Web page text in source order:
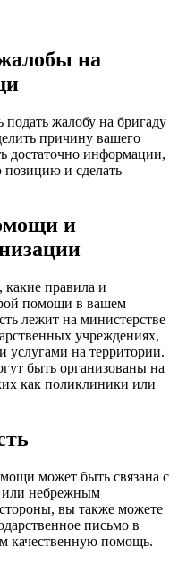
на
подать жалобу на бригаду
причину вашего
достаточно информации,
и сделать
и
какие правила и
помощи в вашем
лежит на министерстве
учреждениях,
услугами на территории.
быть организованы на
как поликлиники или
может быть связана с
или небрежным
вы также можете
письмо в
качественную помощь.